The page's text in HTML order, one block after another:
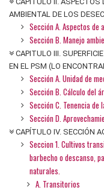
AMBIENTAL DE LOS
Sección A. Aspectos de
Sección B. Manejo
CAPITULO III.
EN EL PSM (LO
Sección A. Unidad de
Sección B. Cálculo del
Sección C. Tenencia
Sección D.
CAPÍTULO IV. SECCIÓN
Seccion 1. Cultivos
barbecho o descanso,
naturales.
A. Transitorios